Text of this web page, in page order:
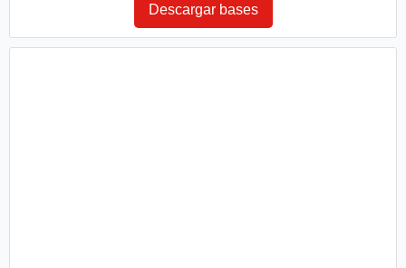
Descargar bases